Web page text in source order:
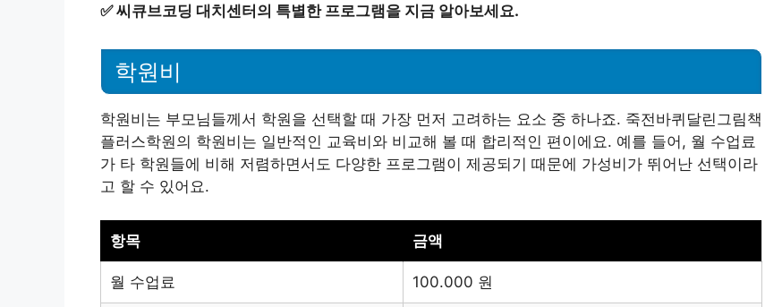
✅씨큐브코딩 대치센터의 특별한 프로그램을 지금 알아보세요.
학원비
학원비는 부모님들께서 학원을 선택할 때 가장 먼저 고려하는 요소 중 하나죠. 죽전바퀴달린그림책
플러스학원의 학원비는 일반적인 교육비와 비교해 볼 때 합리적인 편이에요. 예를 들어, 월 수업료
가 타 학원들에 비해 저렴하면서도 다양한 프로그램이 제공되기 때문에 가성비가 뛰어난 선택이라
고 할 수 있어요.
항목 금액
월 수업료 100.000 원